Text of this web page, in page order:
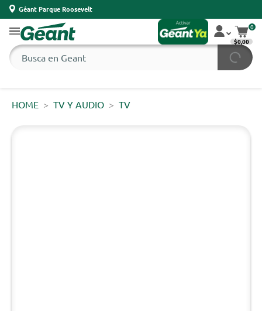
Géant Parque Roosevelt
0
$0,00
HOME TV Y AUDIO TV